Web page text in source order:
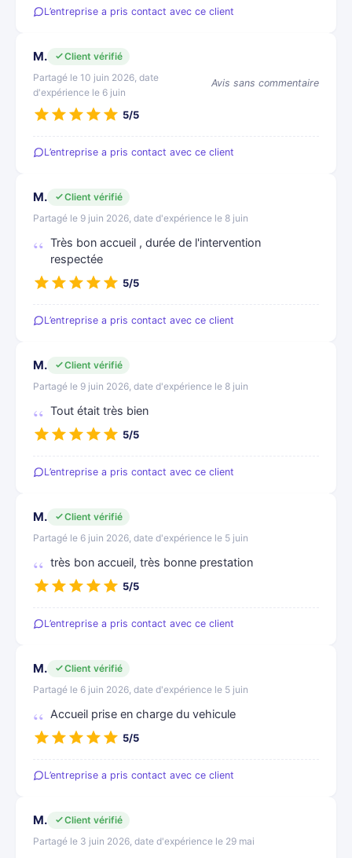
L’entreprise a pris contact avec ce client
M.
Client vérifié
Partagé le 10 juin 2026, date
d'expérience le 6 juin
Avis sans commentaire
5/5
L’entreprise a pris contact avec ce client
M.
Client vérifié
Partagé le 9 juin 2026, date d'expérience le 8 juin
Très bon accueil , durée de l'intervention
respectée
5/5
L’entreprise a pris contact avec ce client
M.
Client vérifié
Partagé le 9 juin 2026, date d'expérience le 8 juin
Tout était très bien
5/5
L’entreprise a pris contact avec ce client
M.
Client vérifié
Partagé le 6 juin 2026, date d'expérience le 5 juin
très bon accueil, très bonne prestation
5/5
L’entreprise a pris contact avec ce client
M.
Client vérifié
Partagé le 6 juin 2026, date d'expérience le 5 juin
Accueil prise en charge du vehicule
5/5
L’entreprise a pris contact avec ce client
M.
Client vérifié
Partagé le 3 juin 2026, date d'expérience le 29 mai